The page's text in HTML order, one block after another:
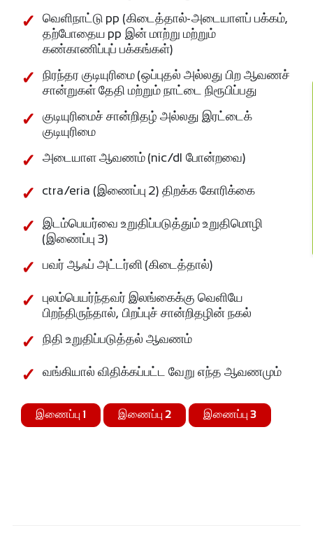
வெளிநாட்டு pp (கிடைத்தால்-அடையாளப் பக்கம்,
தற்போதைய pp இன் மாற்று மற்றும்
கண்காணிப்புப் பக்கங்கள்)
நிரந்தர குடியுரிமை (ஒப்புதல் அல்லது பிற ஆவணச்
சான்றுகள் தேதி மற்றும் நாட்டை நிரூபிப்பது
குடியுரிமைச் சான்றிதழ் அல்லது இரட்டைக்
குடியுரிமை
அடையாள ஆவணம் (nic/dl போன்றவை)
ctra/eria (இணைப்பு 2) திறக்க கோரிக்கை
இடம்பெயர்வை உறுதிப்படுத்தும் உறுதிமொழி
(இணைப்பு 3)
பவர் ஆஃப் அட்டர்னி (கிடைத்தால்)
புலம்பெயர்ந்தவர் இலங்கைக்கு வெளியே
பிறந்திருந்தால், பிறப்புச் சான்றிதழின் நகல்
நிதி உறுதிப்படுத்தல் ஆவணம்
வங்கியால் விதிக்கப்பட்ட வேறு எந்த ஆவணமும்
இணைப்பு 1 இணைப்பு 2 இணைப்பு 3